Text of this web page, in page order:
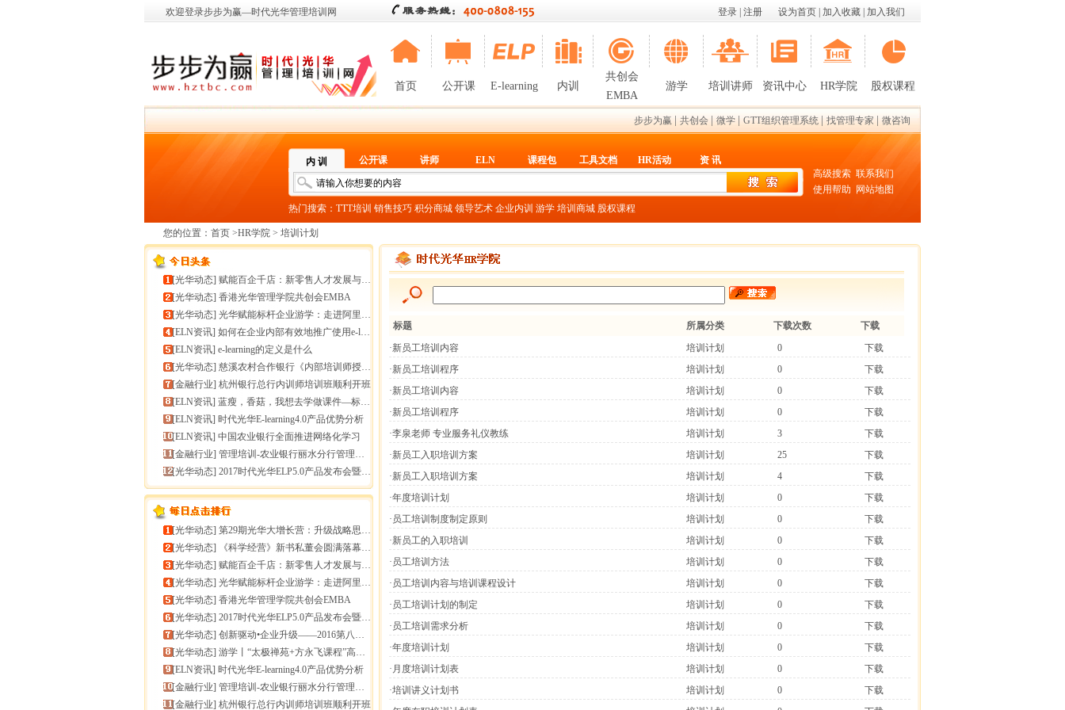
欢迎登录步步为赢—时代光华管理培训网 设为首页 加入收藏 加入我们
登录 注册
首页 公开课 E-learning 内训
共创会
EMBA
游学 培训讲师 资讯中心 HR学院 股权课程
步步为赢 共创会 微学 GTT组织管理系统 找管理专家 微咨询
内 训 公开课 讲师 ELN 课程包 工具文档 HR活动 资 讯
热门搜索： TTT培训 销售技巧 积分商城 领导艺术 企业内训 游学 培训商城 股权课程
高级搜索 联系我们
使用帮助
网站地图
您的位置： 首页 >HR学院 > 培训计划
[光华动态] 赋能百企千店：新零售人才发展与组织能力微诊断
[光华动态] 香港光华管理学院共创会EMBA
[光华动态] 光华赋能标杆企业游学：走进阿里巴巴+绿城管理集团
[ELN资讯] 如何在企业内部有效地推广使用e-learning
[ELN资讯] e-learning的定义是什么
[光华动态] 慈溪农村合作银行《内部培训师授课技能提升》报导
[金融行业] 杭州银行总行内训师培训班顺利开班
[ELN资讯] 蓝瘦，香菇，我想去学做课件—标准课件制作分享会
[ELN资讯] 时代光华E-learning4.0产品优势分析
[ELN资讯] 中国农业银行全面推进网络化学习
[金融行业] 管理培训-农业银行丽水分行管理培训
[光华动态] 2017时代光华ELP5.0产品发布会暨构建企业员工
[光华动态] 第29期光华大增长营：升级战略思维，加速企业增长
[光华动态]
《科学经营》新书私董会圆满落幕｜用科学经营助推企业高
[光华动态] 赋能百企千店：新零售人才发展与组织能力微诊断
[光华动态] 光华赋能标杆企业游学：走进阿里巴巴+绿城管理集团
[光华动态] 香港光华管理学院共创会EMBA
[光华动态] 2017时代光华ELP5.0产品发布会暨构建企业员工
[光华动态] 创新驱动•企业升级——2016第八届（中
[光华动态] 游学丨“太极禅苑+方永飞课程”高端商圈项目启动
[ELN资讯] 时代光华E-learning4.0产品优势分析
[金融行业] 管理培训-农业银行丽水分行管理培训
[金融行业] 杭州银行总行内训师培训班顺利开班
标题 所属分类 下载次数
下载
·新员工培训内容
培训计划 0
下载
·新员工培训程序
培训计划 0
下载
·新员工培训内容
培训计划 0
下载
·新员工培训程序
培训计划 0
下载
·李泉老师 专业服务礼仪教练
培训计划 3
下载
·新员工入职培训方案
培训计划 25
下载
·新员工入职培训方案
培训计划 4
下载
·年度培训计划
培训计划 0
下载
·员工培训制度制定原则
培训计划 0
下载
·新员工的入职培训
培训计划 0
下载
·员工培训方法
培训计划 0
下载
·员工培训内容与培训课程设计
培训计划 0
下载
·员工培训计划的制定
培训计划 0
下载
·员工培训需求分析
培训计划 0
下载
·年度培训计划
培训计划 0
下载
·月度培训计划表
培训计划 0
下载
·培训讲义计划书
培训计划 0
下载